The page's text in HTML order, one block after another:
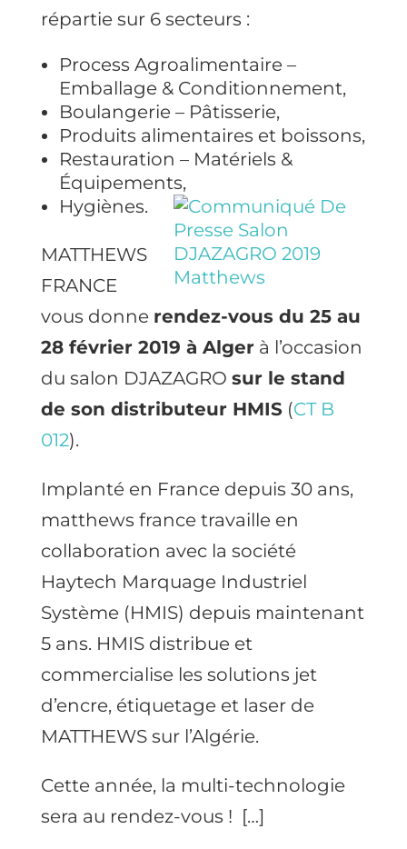
répartie sur 6 secteurs :
Process Agroalimentaire –
Emballage & Conditionnement,
Boulangerie – Pâtisserie,
Produits alimentaires et boissons,
Restauration – Matériels &
Équipements,
Hygiènes.
MATTHEWS
FRANCE
vous donne rendez-vous du 25 au
28 février 2019 à Algerà l’occasion
du salon DJAZAGRO sur le stand
de son distributeur HMIS(CT B
012).
Implanté en France depuis 30 ans,
matthews france travaille en
collaboration avec la société
Haytech Marquage Industriel
Système (HMIS) depuis maintenant
5 ans. HMIS distribue et
commercialise les solutions jet
d’encre, étiquetage et laser de
MATTHEWS sur l’Algérie.
Cette année, la multi-technologie
sera au rendez-vous ! […]